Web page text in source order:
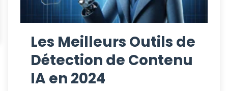
Les Meilleurs Outils de
Détection de Contenu
IA en 2024